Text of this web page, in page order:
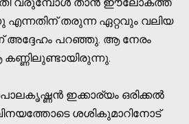
എന്നതിന് തരുന്ന ഏറ്റവും വലിയ
അദ്ദേഹം പറഞ്ഞു. ആ നേരം
കണ്ണിലുണ്ടായിരുന്നു.
ഇക്കാര്യം ഒരിക്കല്‍
ശശികുമാറിനോട്